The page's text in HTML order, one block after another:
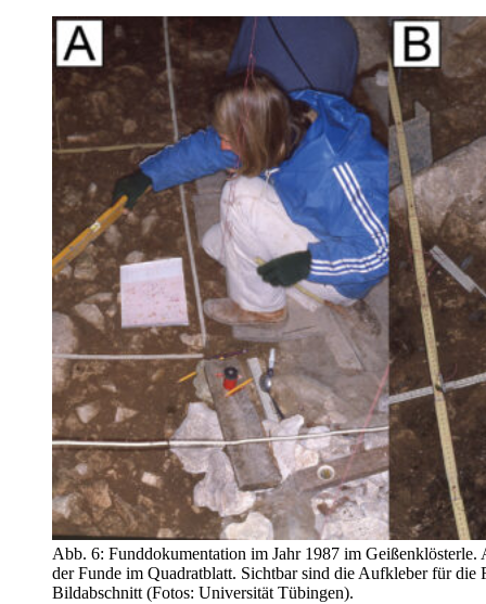
Abb. 6: Funddokumentation im Jahr 1987 im
der Funde im Quadratblatt. Sichtbar sind die Aufkleber für die
Bildabschnitt (Fotos: Universität Tübingen).